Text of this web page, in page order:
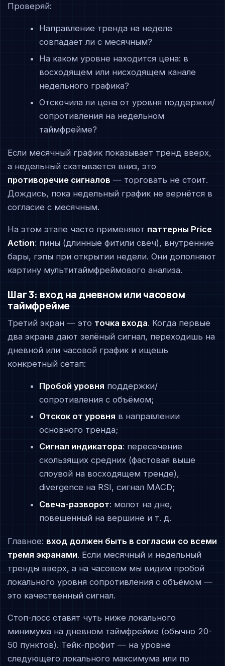
Проверяй:
Направление тренда на неделе
совпадает ли с месячным?
На каком уровне находится цена: в
восходящем или нисходящем канале
недельного графика?
Отскочила ли цена от уровня поддержки/
сопротивления на недельном
таймфрейме?
Если месячный график показывает тренд вверх,
а недельный скатывается вниз, это
противоречие сигналов — торговать не стоит.
Дождись, пока недельный график не вернётся в
согласие с месячным.
На этом этапе часто применяют паттерны Price
Action: пины (длинные фитили свеч), внутренние
бары, гэпы при открытии недели. Они дополняют
картину мультитаймфреймового анализа.
Шаг 3: вход на дневном или часовом
таймфрейме
Третий экран — это точка входа. Когда первые
два экрана дают зелёный сигнал, переходишь на
дневной или часовой график и ищешь
конкретный сетап:
Пробой уровня поддержки/
сопротивления с объёмом;
Отскок от уровня в направлении
основного тренда;
Сигнал индикатора: пересечение
скользящих средних (фастовая выше
слоувой на восходящем тренде),
divergence на RSI, сигнал MACD;
Свеча-разворот: молот на дне,
повешенный на вершине и т. д.
Главное: вход должен быть в согласии со всеми
тремя экранами. Если месячный и недельный
тренды вверх, а на часовом мы видим пробой
локального уровня сопротивления с объёмом —
это качественный сигнал.
Стоп-лосс ставят чуть ниже локального
минимума на дневном таймфрейме (обычно 20-
50 пунктов). Тейк-профит — на уровне
следующего локального максимума или по